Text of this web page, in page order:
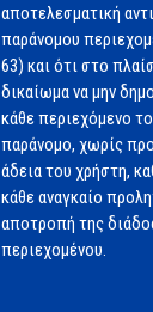
αποτελεσματική
παράνομου
63) και ότι στο
δικαίωμα να μην
κάθε περιεχόμενο
παράνομο, χωρίς
άδεια του χρήστη,
κάθε αναγκαίο
αποτροπή της
περιεχομένου.